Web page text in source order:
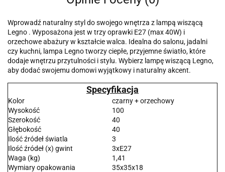
Wprowadź naturalny styl do swojego wnętrza z lampą wiszącą
Legno . Wyposażona jest w trzy oprawki E27 (max 40W) i
orzechowe abażury w kształcie walca. Idealna do salonu, jadalni
czy kuchni, lampa Legno tworzy ciepłe, przyjemne światło, które
dodaje wnętrzu przytulności i stylu. Wybierz lampę wiszącą Legno,
aby dodać swojemu domowi wyjątkowy i naturalny akcent.
Specyfikacja
Kolor
czarny + orzechowy
Wysokość
100
Szerokość
40
Głębokość
40
Ilość źródeł światla
3
Ilość źródeł (x) gwint
3xE27
Waga (kg)
1,41
Wymiary opakowania
35x35x18